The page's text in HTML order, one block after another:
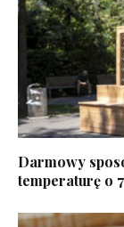
Darmowy
temperaturę o